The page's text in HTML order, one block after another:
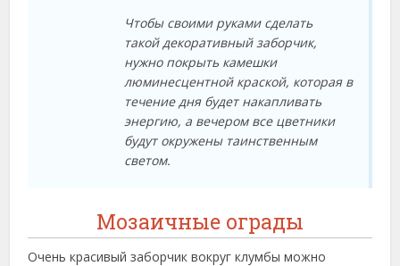
Чтобы своими руками сделать
такой декоративный заборчик,
нужно покрыть камешки
люминесцентной краской, которая в
течение дня будет накапливать
энергию, а вечером все цветники
будут окружены таинственным
светом.
Мозаичные ограды
Очень красивый заборчик вокруг клумбы можно